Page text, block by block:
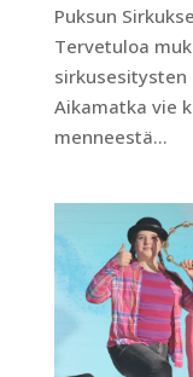
Puksun
Tervetuloa
sirkusesitysten
Aikamatka vie
menneestä...